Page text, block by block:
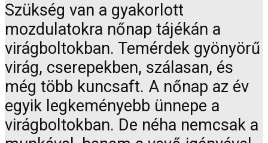
Szükség van a gyakorlott
mozdulatokra nőnap tájékán a
virágboltokban. Temérdek gyönyörű
virág, cserepekben, szálasan, és
még több kuncsaft. A nőnap az év
egyik legkeményebb ünnepe a
virágboltokban. De néha nemcsak a